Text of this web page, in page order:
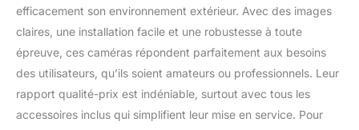
l'anneau en caoutchouc
fonctionnement normal
de -30 °C à 70 °C,
excellente qualité peut
être utilisée dans les
efficacement son environnement extérieur. Avec des images
claires, une installation facile et une robustesse à toute
épreuve, ces caméras répondent parfaitement aux besoins
des utilisateurs, qu’ils soient amateurs ou professionnels. Leur
rapport qualité-prix est indéniable, surtout avec tous les
accessoires inclus qui simplifient leur mise en service. Pour